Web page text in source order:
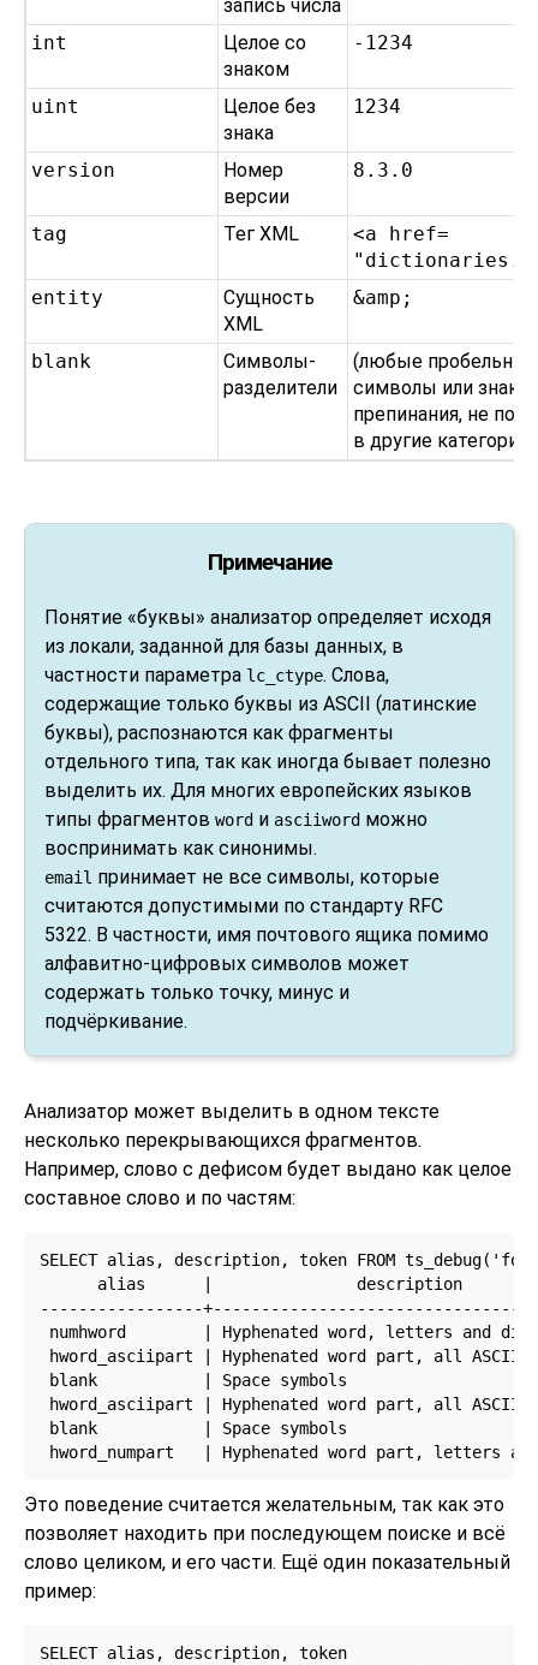
запись числа
int
Целое со
знаком
-1234
uint
Целое без
знака
1234
version
Номер
версии
8.3.0
tag Тег XML
<a href=​
entity
Сущность
XML
&amp;
blank
Символы-
разделители
(любые
символы или знаки
препинания, не
в другие категории)
Примечание
Понятие «буквы» анализатор определяет исходя
из локали, заданной для базы данных, в
частности параметра lc_ctype. Слова,
содержащие только буквы из ASCII (латинские
буквы), распознаются как фрагменты
отдельного типа, так как иногда бывает полезно
выделить их. Для многих европейских языков
типы фрагментов word и asciiword можно
воспринимать как синонимы.
email принимает не все символы, которые
считаются допустимыми по стандарту RFC
5322. В частности, имя почтового ящика помимо
алфавитно-цифровых символов может
содержать только точку, минус и
подчёркивание.
Анализатор может выделить в одном тексте
несколько перекрывающихся фрагментов.
Например, слово с дефисом будет выдано как целое
составное слово и по частям:
SELECT alias, description, token FROM
alias      |               description
-----------------
numhword        | Hyphenated word, letters and
hword_asciipart | Hyphenated word part, all
blank           | Space symbols
hword_asciipart | Hyphenated word part, all
blank           | Space symbols
Это поведение считается желательным, так как это
позволяет находить при последующем поиске и всё
слово целиком, и его части. Ещё один показательный
пример:
SELECT alias, description, token